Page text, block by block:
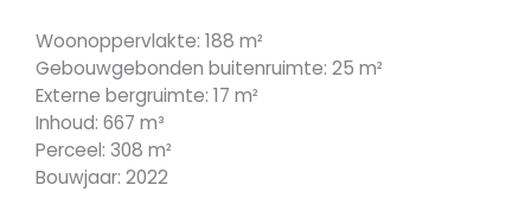
Woonoppervlakte: 188 m²
Gebouwgebonden buitenruimte: 25 m²
Externe bergruimte: 17 m²
Inhoud: 667 m³
Perceel: 308 m²
Bouwjaar: 2022